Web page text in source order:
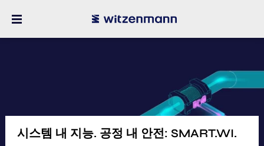
시스템 내 지능. 공정 내 안전: SMART.WI.